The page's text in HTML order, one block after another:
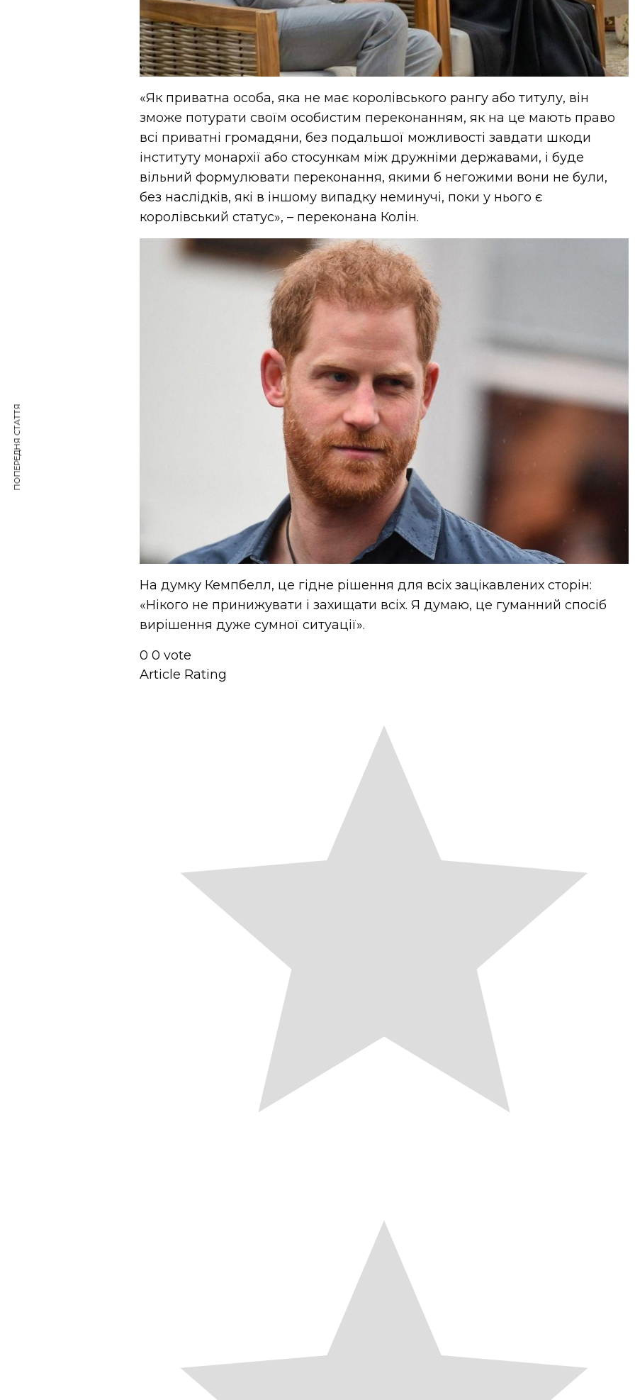
«Як приватна особа, яка не має королівського рангу або титулу, він
зможе потурати своїм особистим переконанням, як на це мають право
всі приватні громадяни, без подальшої можливості завдати шкоди
інституту монархії або стосункам між дружніми державами, і буде
вільний формулювати переконання, якими б негожими вони не були,
без наслідків, які в іншому випадку неминучі, поки у нього є
королівський статус», – переконана Колін.
На думку Кемпбелл, це гідне рішення для всіх зацікавлених сторін:
«Нікого не принижувати і захищати всіх. Я думаю, це гуманний спосіб
вирішення дуже сумної ситуації».
0 0 vote
Article Rating
ПОПЕРЕДНЯ СТАТТЯ